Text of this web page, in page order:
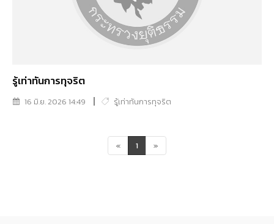
รู้เท่าทันการทุจริต
16 มิ.ย. 2026 14:49 รู้เท่าทันการทุจริต
« 1 »